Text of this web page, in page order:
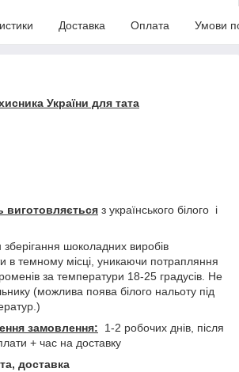
Доставка Оплата Умови
України для тата
виготовляється з українського білого і
зберігання шоколадних виробів
в темному місці, уникаючи потрапляння
за температури 18-25 градусів. Не
(можлива поява білого нальоту під
замовлення: 1-2 робочих днів, після
+ час на доставку
доставка